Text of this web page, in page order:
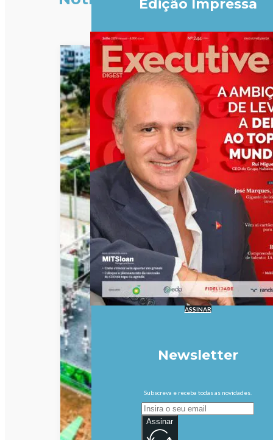
Edição Impressa
ASSINAR
Newsletter
Subscreva e receba todas as novidades.
Assinar